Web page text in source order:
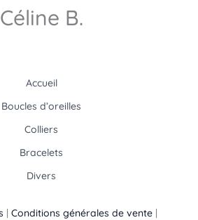
Céline B.
Accueil
Boucles d’oreilles
Colliers
Bracelets
Divers
| Conditions générales de vente|